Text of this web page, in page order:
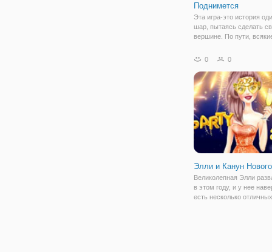
Поднимется
Эта игра-это история
шар, пытаясь сделать
вершине. По пути,
алмазы будут пытаться
игрока будет
точку
0 0
Элли и Канун
Великолепная Элли
в этом году, и у нее
есть несколько